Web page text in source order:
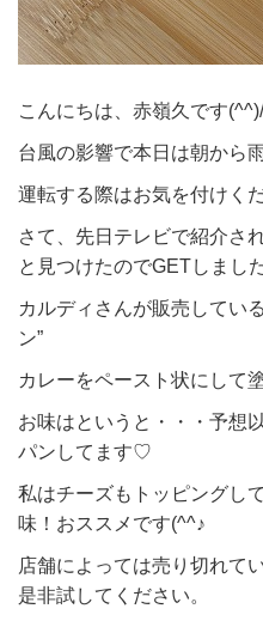
こんにちは、赤嶺久です(^^)/
台風の影響で本日は朝から
運転する際はお気を付けくだ
さて、先日テレビで紹介さ
と見つけたのでGETしました
カルディさんが販売してい
ン”
カレーをペースト状にして
お味はというと・・・予想
パンしてます♡
私はチーズもトッピングし
味！おススメです(^^♪
店舗によっては売り切れて
是非試してください。